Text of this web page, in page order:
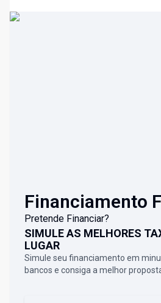
Financiamento
Pretende Financiar?
SIMULE AS MELHORES
LUGAR
Simule seu financiamento em
bancos e consiga a melhor